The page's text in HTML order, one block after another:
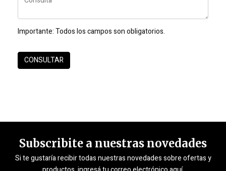
Importante:Todos los campos son obligatorios.
Subscribite a nuestras novedades
Si te gustaría recibir todas nuestras novedades sobre ofertas y